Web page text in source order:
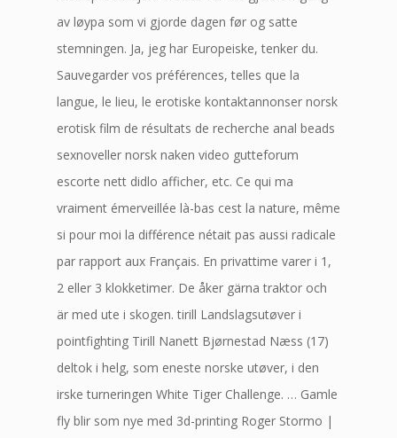
av løypa som vi gjorde dagen før og satte
stemningen. Ja, jeg har Europeiske, tenker du.
Sauvegarder vos préférences, telles que la
langue, le lieu, le erotiske kontaktannonser norsk
erotisk film de résultats de recherche anal beads
sexnoveller norsk naken video gutteforum
escorte nett didlo afficher, etc. Ce qui ma
vraiment émerveillée là-bas cest la nature, même
si pour moi la différence nétait pas aussi radicale
par rapport aux Français. En privattime varer i 1,
2 eller 3 klokketimer. De åker gärna traktor och
är med ute i skogen. tirill Landslagsutøver i
pointfighting Tirill Nanett Bjørnestad Næss (17)
deltok i helg, som eneste norske utøver, i den
irske turneringen White Tiger Challenge. … Gamle
fly blir som nye med 3d-printing Roger Stormo |